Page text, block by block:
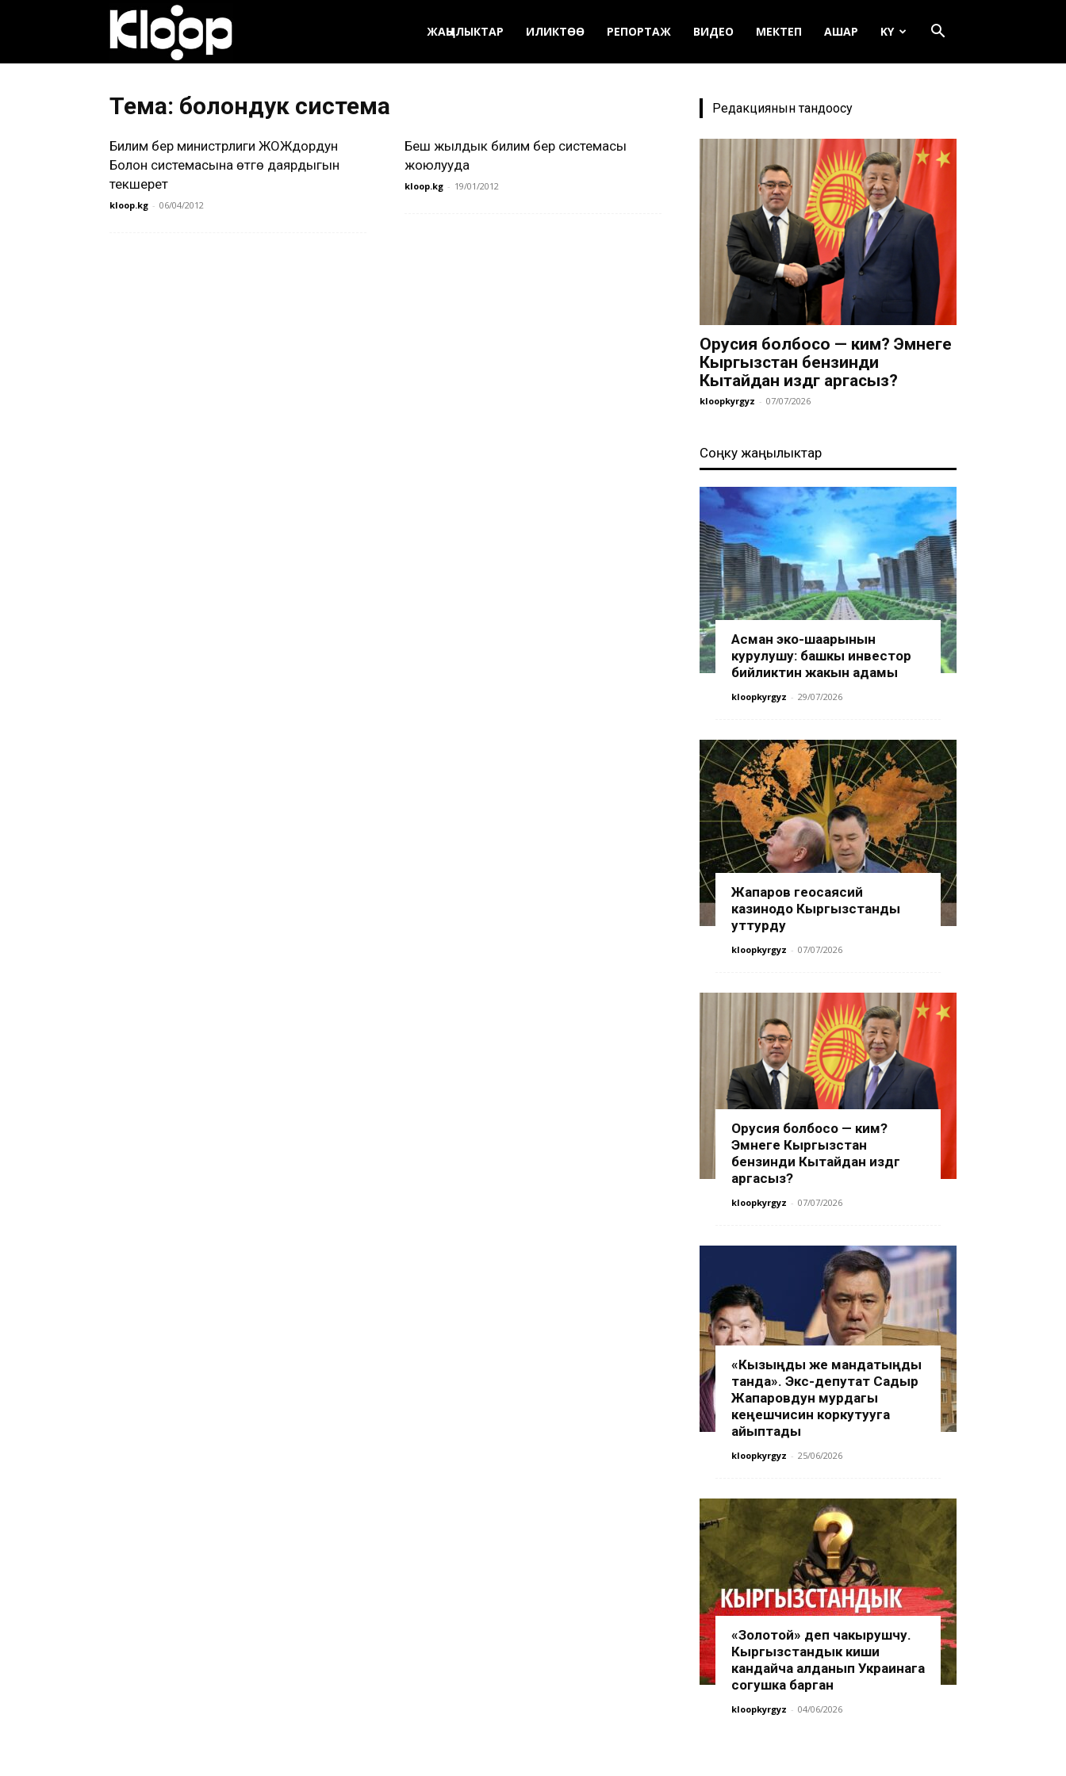
ЖАҢЫЛЫКТАР ИЛИКТӨӨ РЕПОРТАЖ ВИДЕО МЕКТЕП АШАР KY
Тема: болондук система
Билим берүү министрлиги ЖОЖдордун
Болон системасына өтүүгө даярдыгын
текшерет
kloop.kg - 06/04/2012
Беш жылдык билим берүү системасы
жоюлууда
kloop.kg - 19/01/2012
Редакциянын тандоосу
Орусия болбосо — ким? Эмнеге
Кыргызстан бензинди
Кытайдан издөөгө аргасыз?
kloopkyrgyz - 07/07/2026
Соңку жаңылыктар
Асман эко-шаарынын
курулушу: башкы инвестор
бийликтин жакын адамы
kloopkyrgyz - 29/07/2026
Жапаров геосаясий
казинодо Кыргызстанды
уттурду
kloopkyrgyz - 07/07/2026
Орусия болбосо — ким?
Эмнеге Кыргызстан
бензинди Кытайдан издөөгө
аргасыз?
kloopkyrgyz - 07/07/2026
«Кызыңды же мандатыңды
танда». Экс-депутат Садыр
Жапаровдун мурдагы
кеңешчисин коркутууга
айыптады
kloopkyrgyz - 25/06/2026
«Золотой» деп чакырушчу.
Кыргызстандык киши
кандайча алданып Украинага
согушка барган
kloopkyrgyz - 04/06/2026